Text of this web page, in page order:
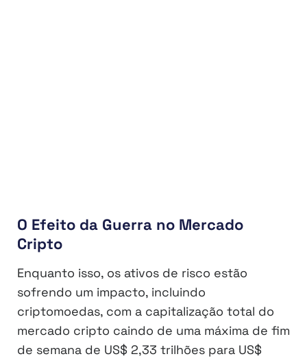
O Efeito da Guerra no Mercado
Cripto
Enquanto isso, os ativos de risco estão
sofrendo um impacto, incluindo
criptomoedas, com a capitalização total do
mercado cripto caindo de uma máxima de fim
de semana de US$ 2,33 trilhões para US$